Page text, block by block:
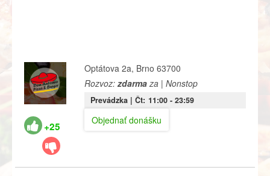
+25
Optátova 2a, Brno 63700
Rozvoz:zdarmaza | Nonstop
Prevádzka | Čt: 11:00- 23:59
Objednať donášku